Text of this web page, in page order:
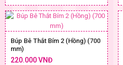
Búp Bê Thắt Bím 2 (Hồng) (700
mm)
220.000 VNĐ